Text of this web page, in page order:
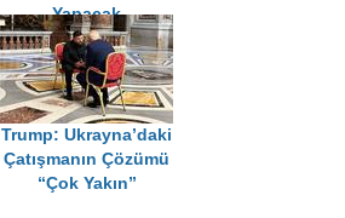
Yapacak
Trump: Ukrayna’daki
Çatışmanın Çözümü
“Çok Yakın”